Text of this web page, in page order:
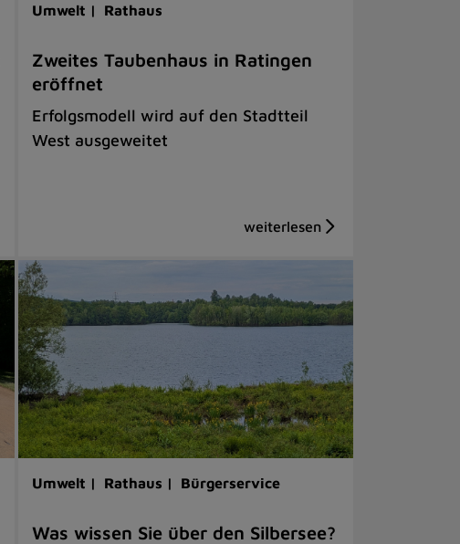
Umwelt | Rathaus
Zweites Taubenhaus in Ratingen
eröffnet
Erfolgsmodell wird auf den Stadtteil
West ausgeweitet
Umwelt | Rathaus | Bürgerservice
Was wissen Sie über den Silbersee?